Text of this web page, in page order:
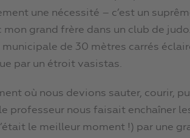
une nécessité – c’est un
mon grand frère dans un club de
de 30 mètres carrés
par un étroit vasistas.
où nous devions sauter, courir,
professeur nous faisait enchaîner
le meilleur moment !) par une